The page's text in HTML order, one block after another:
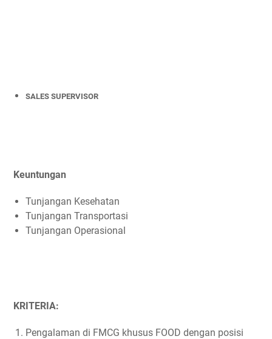
SALES SUPERVISOR
Keuntungan
Tunjangan Kesehatan
Tunjangan Transportasi
Tunjangan Operasional
KRITERIA:
Pengalaman di FMCG khusus FOOD dengan posisi